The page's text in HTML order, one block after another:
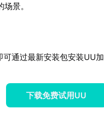
景。
通过最新安装包安装UU加
下载免费试用UU